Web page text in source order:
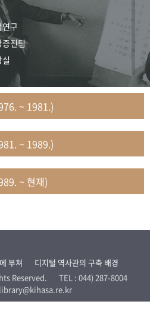
행정박물 영상 기록물
연구
증진팀
실
족연구팀
실
증진팀
터연구센터
구실
~ 1981.)
~ 1989.)
~ 현재)
부쳐
디지털 역사관의 구축 배경
Reserved.
TEL : 044) 287-8004